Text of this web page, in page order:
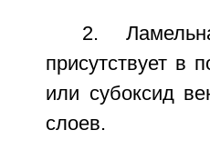
2.
присутствует в
или субоксид
слоев.